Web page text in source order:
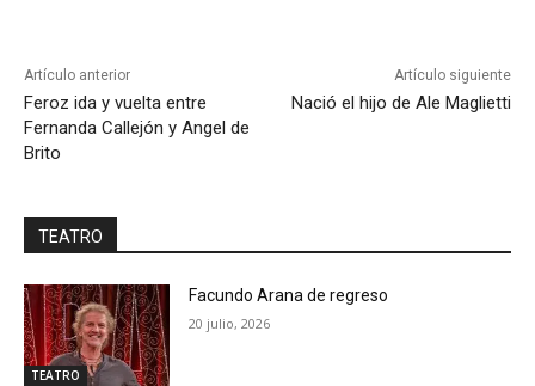
Artículo anterior
Feroz ida y vuelta entre
Fernanda Callejón y Angel de
Brito
Artículo siguiente
Nació el hijo de Ale Maglietti
TEATRO
TEATRO
Facundo Arana de regreso
20 julio, 2026